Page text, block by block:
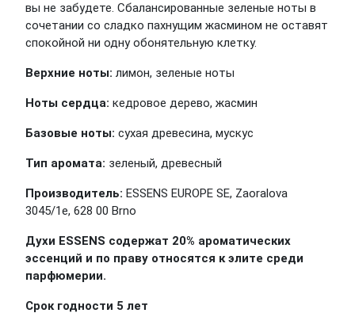
вы не забудете. Сбалансированные зеленые ноты в
сочетании со сладко пахнущим жасмином не оставят
спокойной ни одну обонятельную клетку.
Верхние ноты: лимон, зеленые ноты
Ноты сердца: кедровое дерево, жасмин
Базовые ноты: сухая древесина, мускус
Тип аромата: зеленый, древесный
Производитель: ESSENS EUROPE SE, Zaoralova
3045/1e, 628 00 Brno
Духи ESSENS содержат 20% ароматических
эссенций и по праву относятся к элите среди
парфюмерии.
Срок годности 5 лет